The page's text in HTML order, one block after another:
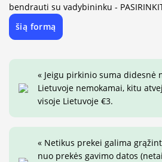
bendrauti su vadybininku -
šią formą
« Jeigu pirkinio suma didesnė
Lietuvoje nemokamai, kitu
visoje Lietuvoje €3.
« Netikus prekei galima
nuo prekės gavimo datos